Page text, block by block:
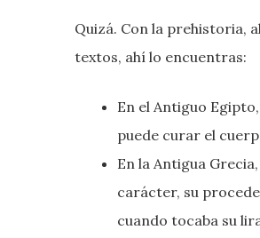
Quizá. Con la prehistoria,
textos, ahí lo encuentras:
En el Antiguo
puede curar el
En la Antigua
carácter, su
cuando tocaba su